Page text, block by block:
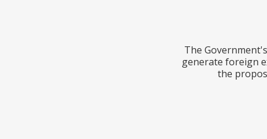
The
generate foreign
the